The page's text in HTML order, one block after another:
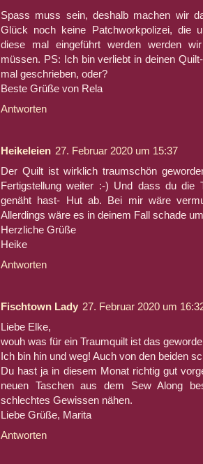
Spass muss sein, deshalb machen wir
Glück noch keine Patchworkpolizei, die
diese mal eingeführt werden werden
müssen. PS: Ich bin verliebt in deinen
mal geschrieben, oder?
Beste Grüße von Rela
Antworten
Heikeleien 27. Februar 2020 um 15:37
Der Quilt ist wirklich traumschön
Fertigstellung weiter :-) Und dass du die
genäht hast- Hut ab. Bei mir wäre
Allerdings wäre es in deinem Fall schade
Herzliche Grüße
Heike
Antworten
Fischtown Lady 27. Februar 2020 um
Liebe Elke,
wouh was für ein Traumquilt ist das
Ich bin hin und weg! Auch von den beiden
Du hast ja in diesem Monat richtig gut
neuen Taschen aus dem Sew Along
schlechtes Gewissen nähen.
Liebe Grüße, Marita
Antworten